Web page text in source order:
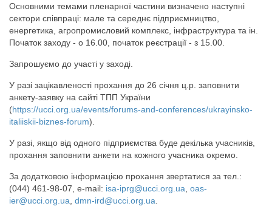
Основними темами пленарної частини визначено наступні
сектори співпраці: мале та середнє підприємництво,
енергетика, агропромисловий комплекс, інфраструктура та ін.
Початок заходу - о 16.00, початок реєстрації - з 15.00.
Запрошуємо до участі у заході.
У разі зацікавленості прохання до 26 січня ц.р. заповнити
анкету-заявку на сайті ТПП України
(https://ucci.org.ua/events/forums-and-conferences/ukrayinsko-
italiiskii-biznes-forum).
У разі, якщо від одного підприємства буде декілька учасників,
прохання заповнити анкети на кожного учасника окремо.
За додатковою інформацією прохання звертатися за тел.:
(044) 461-98-07, e-mail: isa-iprg@ucci.org.ua oas-
ier@ucci.org.ua dmn-ird@ucci.org.ua